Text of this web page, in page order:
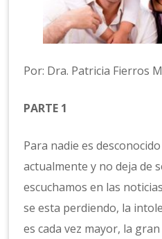
Por: Dra. Patricia Fierros
PARTE 1
Para nadie es
actualmente y no deja de
escuchamos en las
se esta perdiendo, la
es cada vez mayor, la